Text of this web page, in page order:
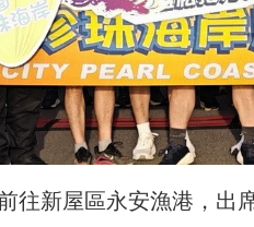
往新屋區永安漁港，出